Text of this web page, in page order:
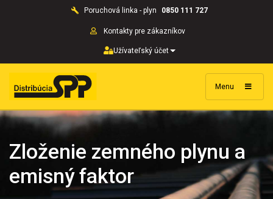
Poruchová linka - plyn 0850 111 727
Kontakty pre zákazníkov
Užívateľský účet
Menu
Zloženie zemného plynu a
emisný faktor